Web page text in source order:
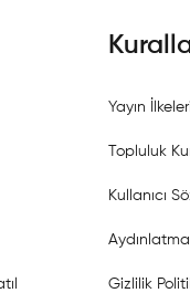
Yayın İlkeleri
Topluluk
Kullanıcı
Gizlilik